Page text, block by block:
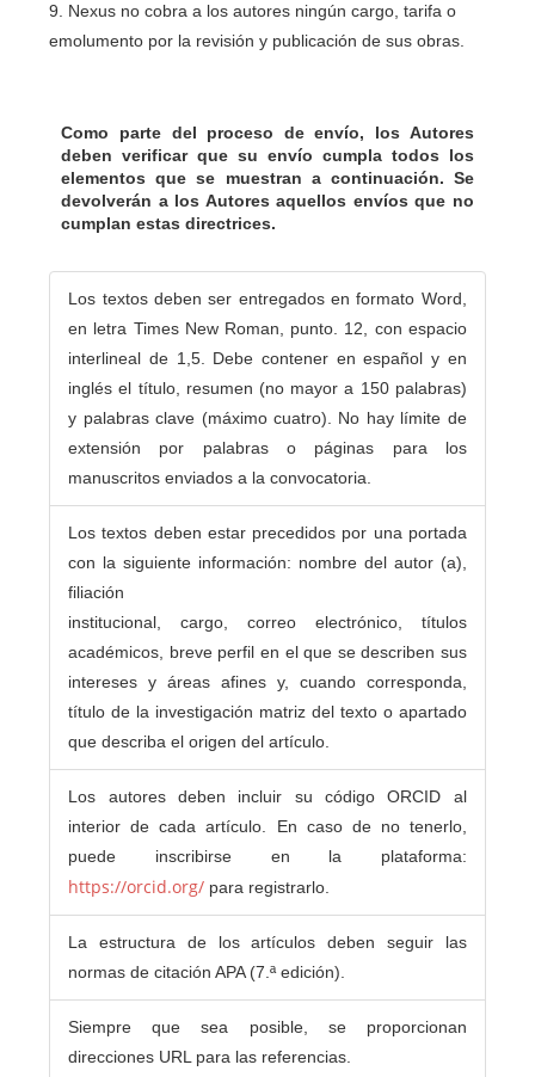
9. Nexus no cobra a los autores ningún cargo, tarifa o
emolumento por la revisión y publicación de sus obras.
Como parte del proceso de envío, los Autores
deben verificar que su envío cumpla todos los
elementos que se muestran a continuación. Se
devolverán a los Autores aquellos envíos que no
cumplan estas directrices.
Los textos deben ser entregados en formato Word,
en letra Times New Roman, punto. 12, con espacio
interlineal de 1,5. Debe contener en español y en
inglés el título, resumen (no mayor a 150 palabras)
y palabras clave (máximo cuatro). No hay límite de
extensión por palabras o páginas para los
manuscritos enviados a la convocatoria.
Los textos deben estar precedidos por una portada
con la siguiente información: nombre del autor (a),
filiación
institucional, cargo, correo electrónico, títulos
académicos, breve perfil en el que se describen sus
intereses y áreas afines y, cuando corresponda,
título de la investigación matriz del texto o apartado
que describa el origen del artículo.
Los autores deben incluir su código ORCID al
interior de cada artículo. En caso de no tenerlo,
puede inscribirse en la plataforma:
https://orcid.org/ para registrarlo.
La estructura de los artículos deben seguir las
normas de citación APA (7.ª edición).
Siempre que sea posible, se proporcionan
direcciones URL para las referencias.